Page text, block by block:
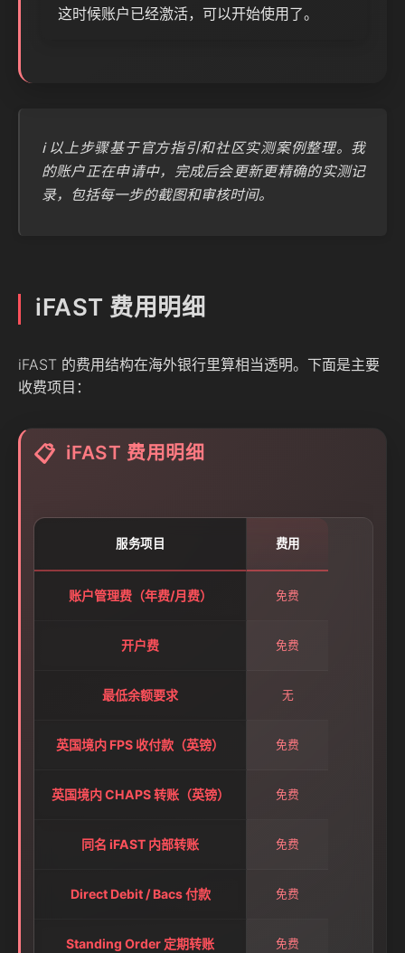
这时候账户已经激活，可以开始使用了。
ℹ️ 以上步骤基于官方指引和社区实测案例整理。我
的账户正在申请中，完成后会更新更精确的实测记
录，包括每一步的截图和审核时间。
iFAST 费用明细
iFAST 的费用结构在海外银行里算相当透明。下面是主要
收费项目：
📋 iFAST 费用明细
服务项目 费用
账户管理费（年费/月费） 免费
开户费 免费
最低余额要求 无
英国境内 FPS 收付款（英镑） 免费
英国境内 CHAPS 转账（英镑） 免费
同名 iFAST 内部转账 免费
Direct Debit / Bacs 付款 免费
Standing Order 定期转账 免费